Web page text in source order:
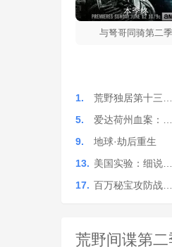
本季终
与弩哥同骑第二季
1. 荒野独居第十三…
5.
爱达荷州血案：…
9.
地球·劫后重生
13. 美国实验：细说…
17. 百万秘宝攻防战…
荒野间谍第二